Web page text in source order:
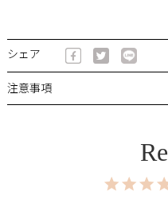
シェア
注意事項